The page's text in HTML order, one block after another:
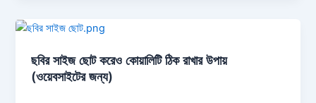
ছবির সাইজ ছোট করেও কোয়ালিটি ঠিক রাখার উপায়
(ওয়েবসাইটের জন্য)